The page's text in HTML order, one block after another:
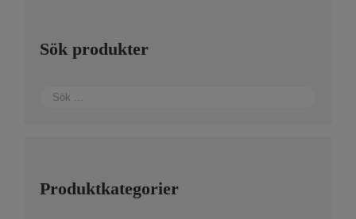
Sök produkter
Produktkategorier